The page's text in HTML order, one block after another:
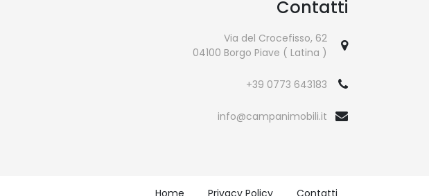
Contatti
Via del Crocefisso, 62
04100 Borgo Piave ( Latina )
+39 0773 643183
info@campanimobili.it
Home Privacy Policy Contatti